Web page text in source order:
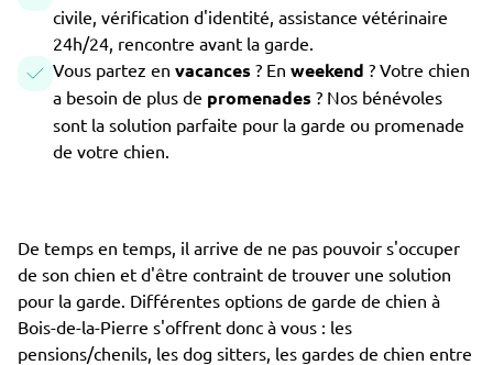
civile, vérification d'identité, assistance vétérinaire
24h/24, rencontre avant la garde.
Vous partez en vacances ? En weekend ? Votre chien
a besoin de plus de promenades ? Nos bénévoles
sont la solution parfaite pour la garde ou promenade
de votre chien.
De temps en temps, il arrive de ne pas pouvoir s'occuper
de son chien et d'être contraint de trouver une solution
pour la garde. Différentes options de garde de chien à
Bois-de-la-Pierre s'offrent donc à vous : les
pensions/chenils, les dog sitters, les gardes de chien entre